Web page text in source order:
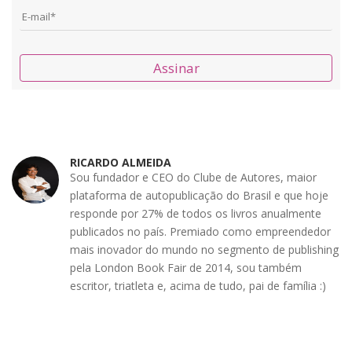
Assinar
RICARDO ALMEIDA
Sou fundador e CEO do Clube de Autores, maior
plataforma de autopublicação do Brasil e que hoje
responde por 27% de todos os livros anualmente
publicados no país. Premiado como empreendedor
mais inovador do mundo no segmento de publishing
pela London Book Fair de 2014, sou também
escritor, triatleta e, acima de tudo, pai de família :)